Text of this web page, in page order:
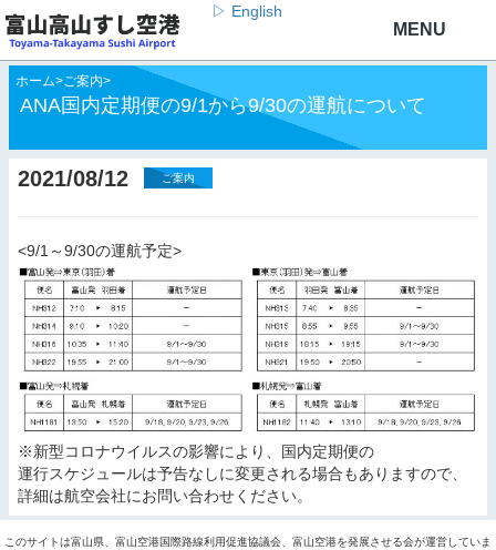
▷ English
ホーム>ご案内>
ANA国内定期便の9/1から9/30の運航について
2021/08/12 ご案内
<9/1～9/30の運航予定>
※新型コロナウイルスの影響により、国内定期便の
運行スケジュールは予告なしに変更される場合もありますので、
詳細は航空会社にお問い合わせください。
このサイトは富山県、富山空港国際路線利用促進協議会、富山空港を発展させる会が運営していま